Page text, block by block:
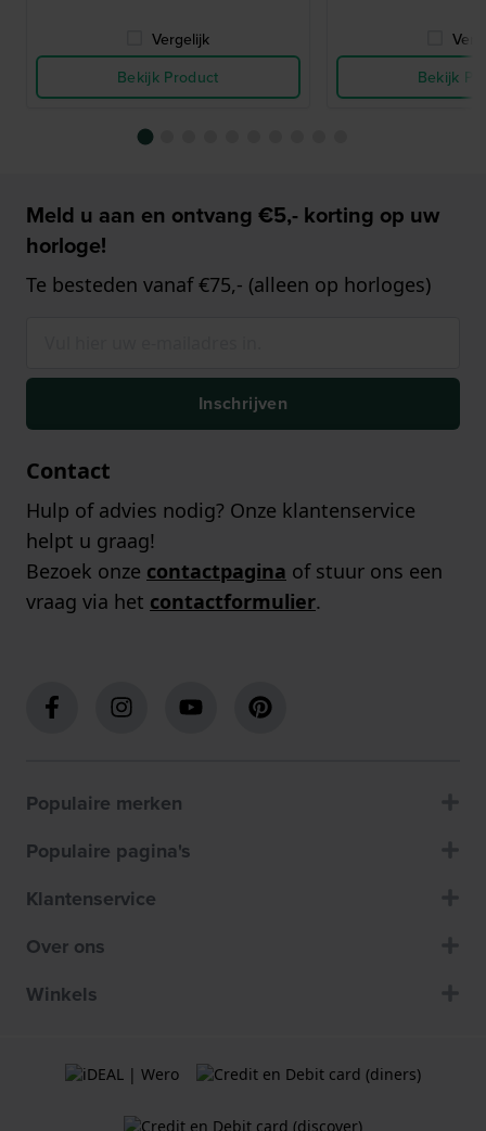
Vergelijk
Bekijk Product
Bekijk
Meld u aan en ontvang €5,- korting op uw
horloge!
Te besteden vanaf €75,- (alleen op horloges)
Inschrijven
Contact
Hulp of advies nodig? Onze klantenservice
helpt u graag!
Bezoek onze contactpagina of stuur ons een
vraag via het contactformulier.
Populaire merken
Populaire pagina's
Klantenservice
Over ons
Winkels